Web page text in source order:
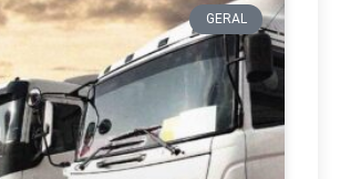
GERAL